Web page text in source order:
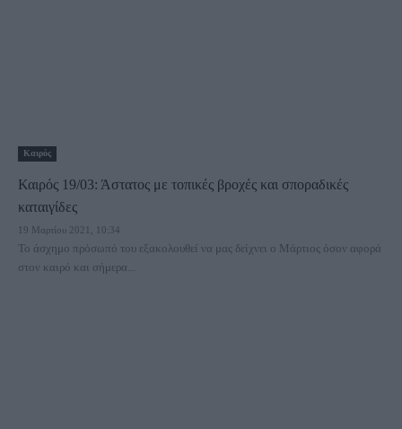
Καιρός
Καιρός 19/03: Άστατος με τοπικές βροχές και σποραδικές
καταιγίδες
19 Μαρτίου 2021, 10:34
Το άσχημο πρόσωπό του εξακολουθεί να μας δείχνει ο Μάρτιος όσον αφορά
στον καιρό και σήμερα...